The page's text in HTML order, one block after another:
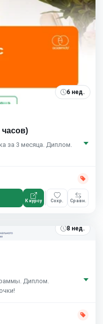
6 нед.
за 3 месяца. Диплом.
К курсу Сохр. Сравн.
8 нед.
Диплом.